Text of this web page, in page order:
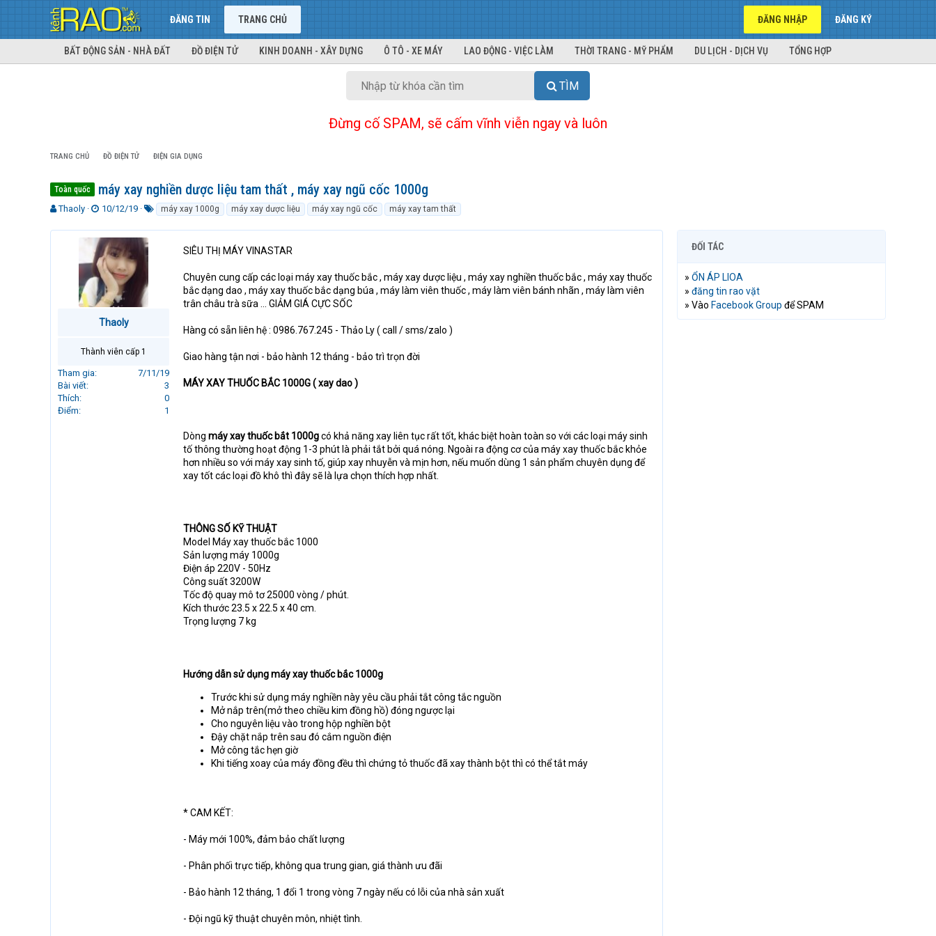
ĐĂNG TIN TRANG CHỦ ĐĂNG NHẬP ĐĂNG KÝ
BẤT ĐỘNG SẢN - NHÀ ĐẤT ĐỒ ĐIỆN TỬ KINH DOANH - XÂY DỰNG Ô TÔ - XE MÁY LAO ĐỘNG - VIỆC LÀM THỜI TRANG - MỸ PHẨM DU LỊCH - DỊCH VỤ TỔNG HỢP
TÌM
Đừng cố SPAM, sẽ cấm vĩnh viễn ngay và luôn
TRANG CHỦ ĐỒ ĐIỆN TỬ ĐIỆN GIA DỤNG
Toàn quốc máy xay nghiền dược liệu tam thất , máy xay ngũ cốc 1000g
T
r
Thaoly
N
à
y
g
ử
i
10/12/19
k
máy xay 1000g máy xay dược liệu máy xay ngũ cốc máy xay tam thất
Thaoly
Thành viên cấp 1
Tham gia
7/11/19
Bài viết
3
Thích
0
Điểm
1
SIÊU THỊ MÁY VINASTAR
Chuyên cung cấp các loại máy xay thuốc bắc , máy xay dược liệu , máy xay nghiền thuốc bắc , máy xay thuốc
bắc dạng dao , máy xay thuốc bắc dạng búa , máy làm viên thuốc , máy làm viên bánh nhãn , máy làm viên
trân châu trà sữa ... GIẢM GIÁ CỰC SỐC
Hàng có sẵn liên hệ : 0986.767.245 - Thảo Ly ( call / sms/zalo )
Giao hàng tận nơi - bảo hành 12 tháng - bảo trì trọn đời
MÁY XAY THUỐC BẮC 1000G ( xay dao )
Dòng máy xay thuốc bắt 1000gcó khả năng xay liên tục rất tốt, khác biệt hoàn toàn so với các loại máy sinh
tố thông thường hoạt động 1-3 phút là phải tắt bởi quá nóng. Ngoài ra động cơ của máy xay thuốc bắc khỏe
hơn nhiều so với máy xay sinh tố, giúp xay nhuyễn và mịn hơn, nếu muốn dùng 1 sản phẩm chuyên dụng để
xay tốt các loại đồ khô thì đây sẽ là lựa chọn thích hợp nhất.
THÔNG SỐ KỸ THUẬT
Model Máy xay thuốc bắc 1000
Sản lượng máy 1000g
Điện áp 220V - 50Hz
Công suất 3200W
Tốc độ quay mô tơ 25000 vòng / phút.
Kích thước 23.5 x 22.5 x 40 cm.
Trọng lượng 7 kg
Hướng dẫn sử dụng máy xay thuốc bắc 1000g
Trước khi sử dụng máy nghiền này yêu cầu phải tắt công tắc nguồn
Mở nắp trên(mở theo chiều kim đồng hồ) đóng ngược lại
Cho nguyên liệu vào trong hộp nghiền bột
Đậy chặt nắp trên sau đó cắm nguồn điện
Mở công tắc hẹn giờ
Khi tiếng xoay của máy đồng đều thì chứng tỏ thuốc đã xay thành bột thì có thể tắt máy
* CAM KẾT:
- Máy mới 100%, đảm bảo chất lượng
- Phân phối trực tiếp, không qua trung gian, giá thành ưu đãi
- Bảo hành 12 tháng, 1 đổi 1 trong vòng 7 ngày nếu có lỗi của nhà sản xuất
- Đội ngũ kỹ thuật chuyên môn, nhiệt tình.
ĐỐI TÁC
» ỔN ÁP LIOA
» đăng tin rao vặt
» Vào Facebook Group để SPAM